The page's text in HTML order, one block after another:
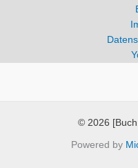
© 2026
Powered by